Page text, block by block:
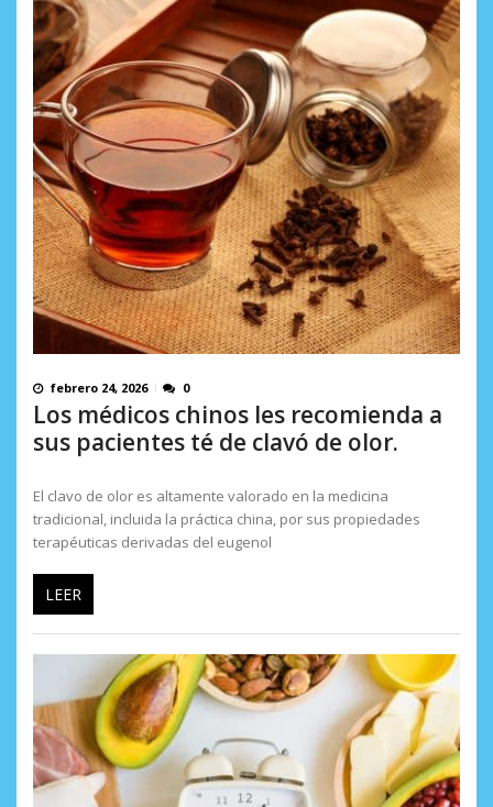
febrero 24, 2026 0
Los médicos chinos les recomienda a
sus pacientes té de clavó de olor.
El clavo de olor es altamente valorado en la medicina
tradicional, incluida la práctica china, por sus propiedades
terapéuticas derivadas del eugenol
LEER